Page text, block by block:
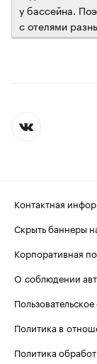
у бассейна.
с отелями
Контактная
Скрыть баннеры
Корпоративная
О соблюдении
Политика в
Политика